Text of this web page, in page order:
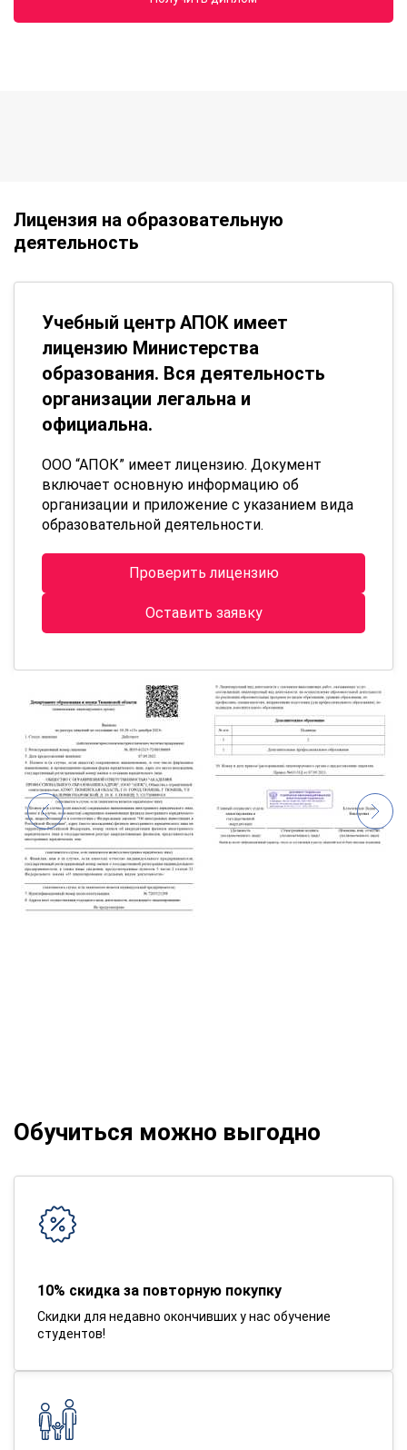
Лицензия на образовательную
деятельность
Учебный центр АПОК имеет
лицензию Министерства
образования. Вся деятельность
организации легальна и
официальна.
ООО “АПОК” имеет лицензию. Документ
включает основную информацию об
организации и приложение с указанием вида
образовательной деятельности.
Проверить лицензию
Оставить заявку
Обучиться можно выгодно
10% скидка за повторную покупку
Скидки для недавно окончивших у нас обучение
студентов!